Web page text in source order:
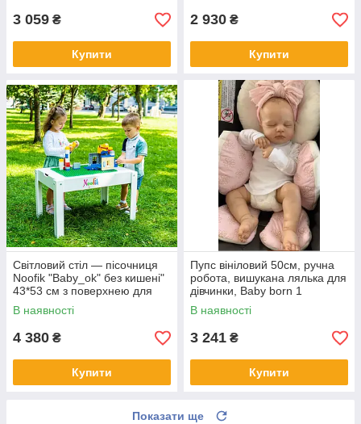
3 059 ₴
Купити
2 930 ₴
Купити
Світловий стіл — пісочниця
Noofik "Baby_ok" без кишені"
43*53 см з поверхнею для
конструктора
В наявності
4 380 ₴
Купити
Пупс вініловий 50см, ручна
робота, вишукана лялька для
дівчинки, Baby born 1
В наявності
3 241 ₴
Купити
Показати ще